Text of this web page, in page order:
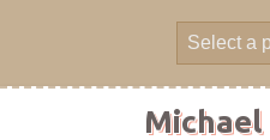
Michael